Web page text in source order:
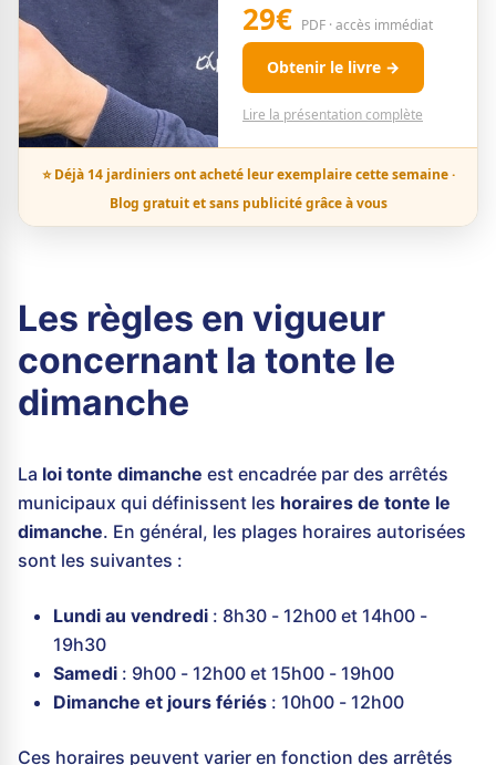
29€ PDF · accès immédiat
Obtenir le livre →
Lire la présentation complète
⭐ Déjà 14 jardiniers ont acheté leur exemplaire cette semaine ·
Blog gratuit et sans publicité grâce à vous
Les règles en vigueur
concernant la tonte le
dimanche
La loi tonte dimanche est encadrée par des arrêtés
municipaux qui définissent les horaires de tonte le
dimanche. En général, les plages horaires autorisées
sont les suivantes :
Lundi au vendredi : 8h30 - 12h00 et 14h00 -
19h30
Samedi : 9h00 - 12h00 et 15h00 - 19h00
Dimanche et jours fériés : 10h00 - 12h00
Ces horaires peuvent varier en fonction des arrêtés